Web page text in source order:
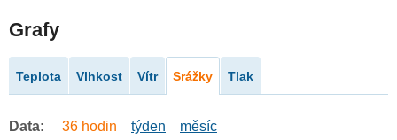
Grafy
Teplota Vlhkost Vítr Srážky Tlak
Data: 36 hodin týden měsíc